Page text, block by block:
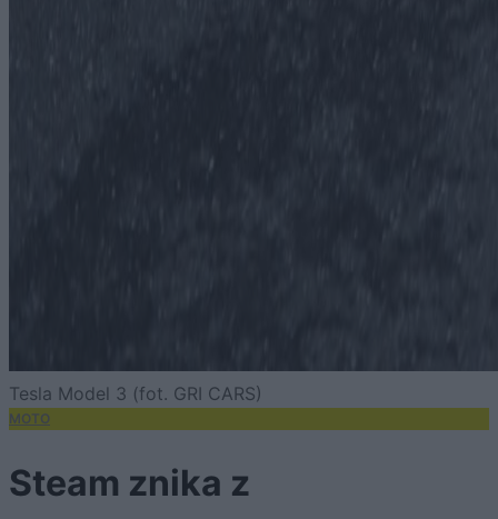
Tesla Model 3 (fot. GRI CARS)
MOTO
Steam znika z